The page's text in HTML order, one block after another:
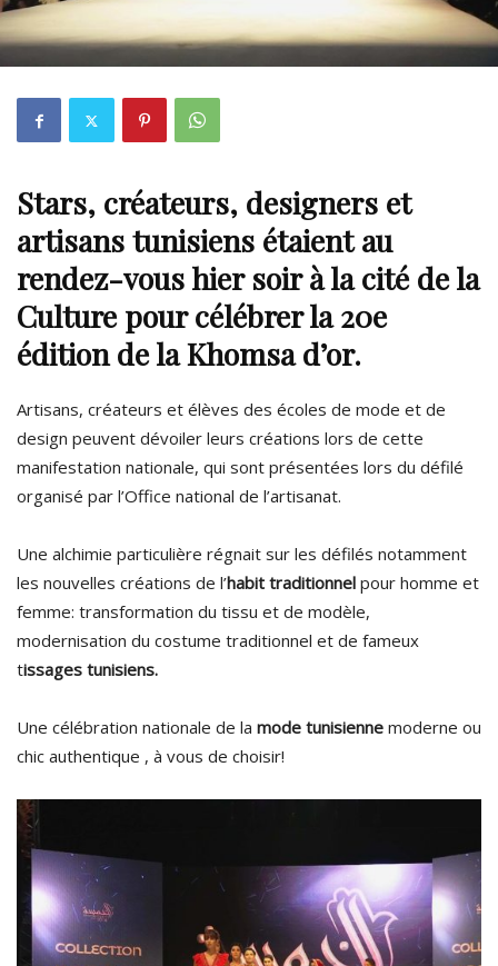
Stars, créateurs, designers et
artisans tunisiens étaient au
rendez-vous hier soir à la cité de la
Culture pour célébrer la 20e
édition de la Khomsa d’or.
Artisans, créateurs et élèves des écoles de mode et de
design peuvent dévoiler leurs créations lors de cette
manifestation nationale, qui sont présentées lors du défilé
organisé par l’Office national de l’artisanat.
Une alchimie particulière régnait sur les défilés notamment
les nouvelles créations de l’habit traditionnel pour homme et
femme: transformation du tissu et de modèle,
modernisation du costume traditionnel et de fameux
tissages tunisiens.
Une célébration nationale de la mode tunisienne moderne ou
chic authentique , à vous de choisir!